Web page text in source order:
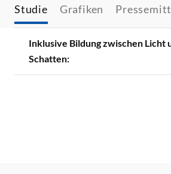
Studie Grafiken
Inklusive Bildung zwischen Licht
Schatten: